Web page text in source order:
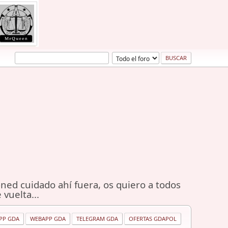
cuidado ahí fuera, os quiero a todos
vuelta...
GDA WEBAPP GDA TELEGRAM GDA OFERTAS GDAPOL